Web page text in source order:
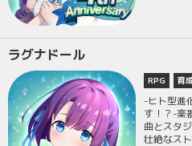
ラグナドール
RPG 育
-ヒト型進
す！？-楽
曲とスタ
壮絶なス